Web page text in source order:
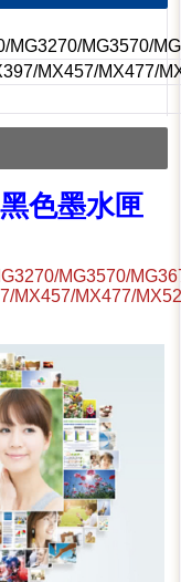
MG3270/MG3570/
MX457/MX477/
色墨水匣
MG3570/
MX457/MX477/